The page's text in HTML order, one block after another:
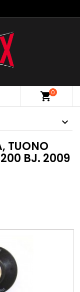
shopping_cart0
TUONO
BJ. 2009